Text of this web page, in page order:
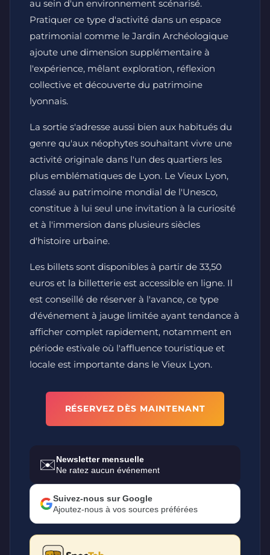
au sein d'un environnement scénarisé.
Pratiquer ce type d'activité dans un espace
patrimonial comme le Jardin Archéologique
ajoute une dimension supplémentaire à
l'expérience, mêlant exploration, réflexion
collective et découverte du patrimoine
lyonnais.
La sortie s'adresse aussi bien aux habitués du
genre qu'aux néophytes souhaitant vivre une
activité originale dans l'un des quartiers les
plus emblématiques de Lyon. Le Vieux Lyon,
classé au patrimoine mondial de l'Unesco,
constitue à lui seul une invitation à la curiosité
et à l'immersion dans plusieurs siècles
d'histoire urbaine.
Les billets sont disponibles à partir de 33,50
euros et la billetterie est accessible en ligne. Il
est conseillé de réserver à l'avance, ce type
d'événement à jauge limitée ayant tendance à
afficher complet rapidement, notamment en
période estivale où l'affluence touristique et
locale est importante dans le Vieux Lyon.
RÉSERVEZ DÈS MAINTENANT
✉️Newsletter mensuelle
Ne ratez aucun événement
Suivez-nous sur Google
Ajoutez-nous à vos sources préférées